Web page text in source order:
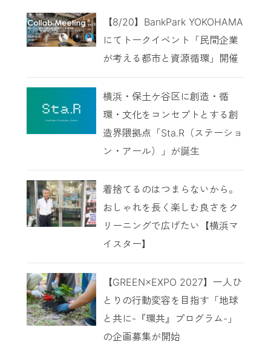
【8/20】BankPark YOKOHAMA
にてトークイベント「民間企業
が考える都市と資源循環」開催
横浜・保土ケ谷区に創造・循
環・文化をコンセプトとする創
造界隈拠点「Sta.R（ステーショ
ン・アール）」が誕生
着捨てるのはつまらないから。
おしゃれを長く楽しむ良さをク
リーニングで広げたい【横浜マ
イスター】
【GREEN×EXPO 2027】一人ひ
とりの行動変容を目指す「地球
と共に-『環共』プログラム-」
の企画募集が開始